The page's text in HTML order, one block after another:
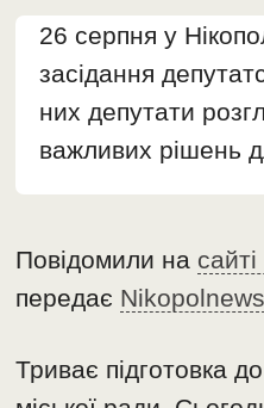
26 серпня у
засідання
них депутати
важливих рішень
Повідомили на
передає Nikopolnews
Триває підготовка